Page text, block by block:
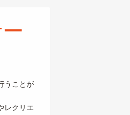
うことが
レクリエ